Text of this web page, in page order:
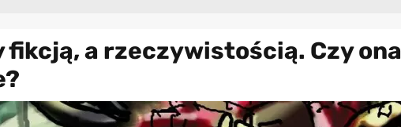
fikcją, a rzeczywistością. Czy ona